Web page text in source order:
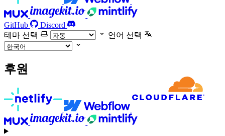
GitHub
Discord
테마 선택
언어 선택
후원